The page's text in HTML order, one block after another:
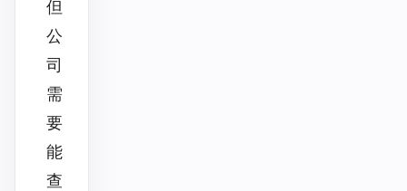
但
公
司
需
要
能
查